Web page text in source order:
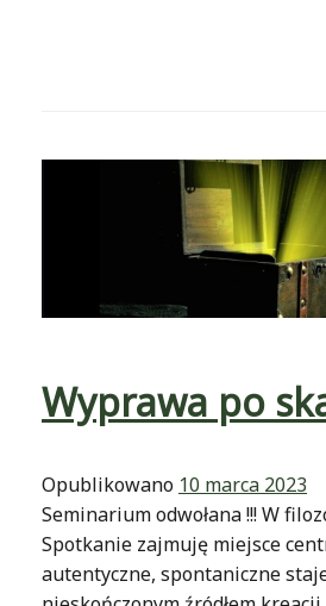
Wyprawa po
Opublikowano 10 marca 2023
Seminarium odwołana !!! W
Spotkanie zajmuję miejsce
autentyczne, spontaniczne